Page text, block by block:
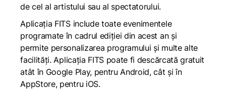
de cel al artistului sau al spectatorului.
Aplicația FITS include toate evenimentele
programate în cadrul ediţiei din acest an şi
permite personalizarea programului şi multe alte
facilități. Aplicaţia FITS poate fi descărcată gratuit
atât în Google Play, pentru Android, cât și în
AppStore, pentru iOS.